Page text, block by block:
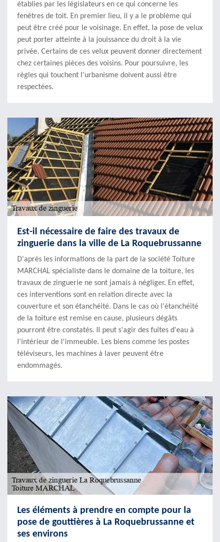
établies par les législateurs en ce qui concerne les
fenêtres de toit. En premier lieu, il y a le problème qui
peut être créé pour le voisinage. En effet, la pose de velux
peut porter atteinte à la jouissance du droit à la vie
privée. Certains de ces velux peuvent donner directement
chez certaines pièces des voisins. Pour poursuivre, les
règles qui touchent l'urbanisme doivent aussi être
respectées.
Est-il nécessaire de faire des travaux de
zinguerie dans la ville de La Roquebrussanne
D'après les informations de la part de la société Toiture
MARCHAL spécialiste dans le domaine de la toiture, les
travaux de zinguerie ne sont jamais à négliger. En effet,
ces interventions sont en relation directe avec la
couverture et son étanchéité. Dans le cas où l'étanchéité
de la toiture est remise en cause, plusieurs dégâts
pourront être constatés. Il peut s'agir des fuites d'eau à
l'intérieur de l'immeuble. Les biens comme les postes
téléviseurs, les machines à laver peuvent être
endommagés.
Les éléments à prendre en compte pour la
pose de gouttières à La Roquebrussanne et
ses environs